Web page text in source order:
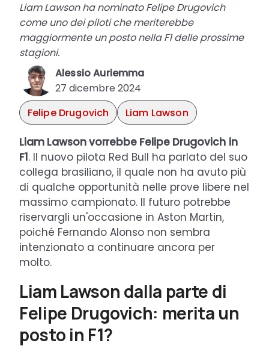
Liam Lawson ha nominato Felipe Drugovich
come uno dei piloti che meriterebbe
maggiormente un posto nella F1 delle prossime
stagioni.
Alessio Auriemma
27 dicembre 2024
Felipe Drugovich
Liam Lawson
Liam Lawson vorrebbe Felipe Drugovich in
F1. Il nuovo pilota Red Bull ha parlato del suo
collega brasiliano, il quale non ha avuto più
di qualche opportunità nelle prove libere nel
massimo campionato. Il futuro potrebbe
riservargli un'occasione in Aston Martin,
poiché Fernando Alonso non sembra
intenzionato a continuare ancora per
molto.
Liam Lawson dalla parte di
Felipe Drugovich: merita un
posto in F1?